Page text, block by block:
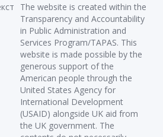
The website is created within the
Transparency and Accountability
in Public Administration and
Services Program/TAPAS. This
website is made possible by the
generous support of the
American people through the
United States Agency for
International Development
(USAID) alongside UK aid from
the UK government. The